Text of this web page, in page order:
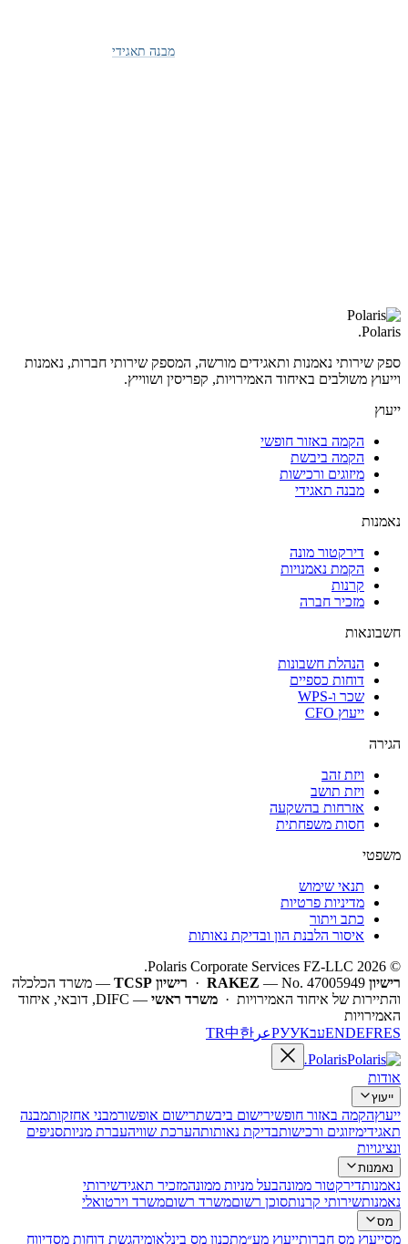
מבנה תאגידי
Polaris
.
ספק שירותי נאמנות ותאגידים מורשה, המספק שירותי חברות, נאמנות
וייעוץ משולבים באיחוד האמירויות, קפריסין ושווייץ.
ייעוץ
הקמה באזור חופשי
הקמה ביבשת
מיזוגים ורכישות
מבנה תאגידי
נאמנות
דירקטור מונה
הקמת נאמנויות
קרנות
מזכיר חברה
חשבונאות
הנהלת חשבונות
דוחות כספיים
שכר ו-WPS
ייעוץ CFO
הגירה
ויזת זהב
ויזת תושב
אזרחות בהשקעה
חסות משפחתית
משפטי
תנאי שימוש
מדיניות פרטיות
כתב ויתור
איסור הלבנת הון ובדיקת נאותות
© 2026 Polaris Corporate Services FZ-LLC.
רישיון RAKEZ — No. 47005949 · רישיון TCSP
— משרד הכלכלה
והתיירות של איחוד האמירויות · משרד ראשי
— DIFC, דובאי, איחוד
האמירויות
ENDEFRES עב РУУК عر TR中한
Polaris
.
אודות
ייעוץ
ייעוץהקמה באזור חופשירישום ביבשתרישום אופשורמבני אחזקותמבנה
תאגידימיזוגים ורכישותבדיקת נאותותהערכת שוויהעברת מניותסניפים
ונציגויות
נאמנות
נאמנותדירקטור ממונהבעל מניות ממונהמזכיר תאגידשירותי
נאמנותשירותי קרנותסוכן רשוםמשרד רשוםמשרד וירטואלי
מס
מסייעוץ מס חברותייעוץ מע״מתכנון מס בינלאומיהגשת דוחות מסדיווח